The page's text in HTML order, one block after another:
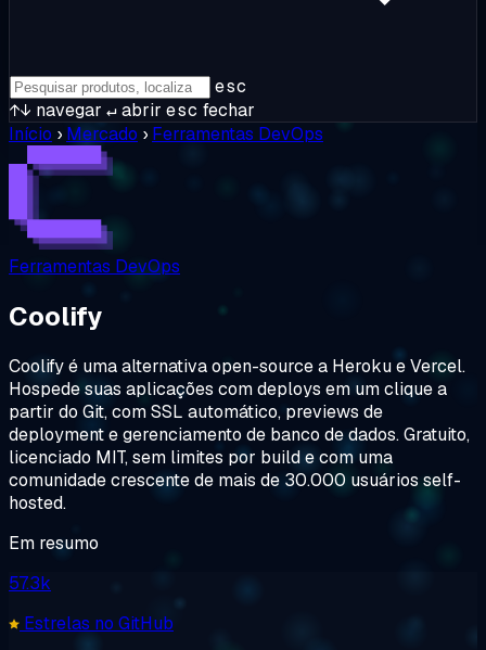
esc
↑↓ navegar ↵abrir esc fechar
Início › Mercado › Ferramentas DevOps
Ferramentas DevOps
Coolify
Coolify é uma alternativa open-source a Heroku e Vercel.
Hospede suas aplicações com deploys em um clique a
partir do Git, com SSL automático, previews de
deployment e gerenciamento de banco de dados. Gratuito,
licenciado MIT, sem limites por build e com uma
comunidade crescente de mais de 30.000 usuários self-
hosted.
Em resumo
57.3k
Estrelas no GitHub